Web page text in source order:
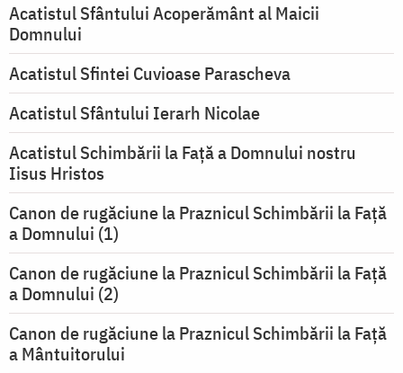
Acatistul Sfântului Acoperământ al Maicii
Domnului
Acatistul Sfintei Cuvioase Parascheva
Acatistul Sfântului Ierarh Nicolae
Acatistul Schimbării la Faţă a Domnului nostru
Iisus Hristos
Canon de rugăciune la Praznicul Schimbării la Faţă
a Domnului (1)
Canon de rugăciune la Praznicul Schimbării la Faţă
a Domnului (2)
Canon de rugăciune la Praznicul Schimbării la Față
a Mântuitorului